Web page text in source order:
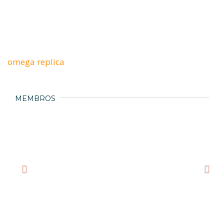
omega replica
MEMBROS